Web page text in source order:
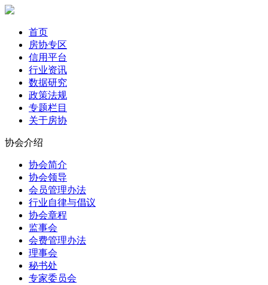
首页
房协专区
信用平台
行业资讯
数据研究
政策法规
专题栏目
关于房协
协会介绍
协会简介
协会领导
会员管理办法
行业自律与倡议
协会章程
监事会
会费管理办法
理事会
秘书处
专家委员会